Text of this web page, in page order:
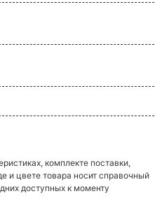
комплекте поставки,
и цвете товара носит справочный
доступных к моменту